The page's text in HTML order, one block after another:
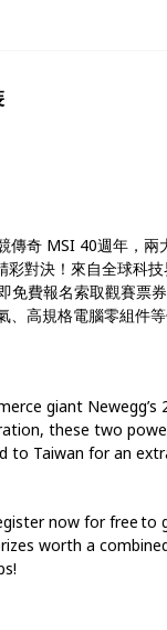
奇 MSI 40週年，兩
對決！來自全球科
免費報名索取觀賽票
高規格電腦零組件等
giant Newegg’s
these two
to Taiwan for an
now for free
worth a